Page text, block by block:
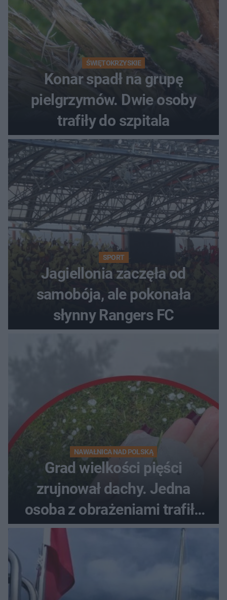
ŚWIĘTOKRZYSKIE
Konar spadł na grupę
pielgrzymów. Dwie osoby
trafiły do szpitala
SPORT
Jagiellonia zaczęła od
samobója, ale pokonała
słynny Rangers FC
NAWAŁNICA NAD POLSKĄ
Grad wielkości pięści
zrujnował dachy. Jedna
osoba z obrażeniami trafiła
do szpitala